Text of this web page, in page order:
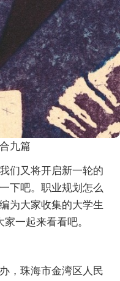
九篇
们又将开启新一轮的
下吧。职业规划怎么
为大家收集的大学生
一起来看看吧。
，珠海市金湾区人民